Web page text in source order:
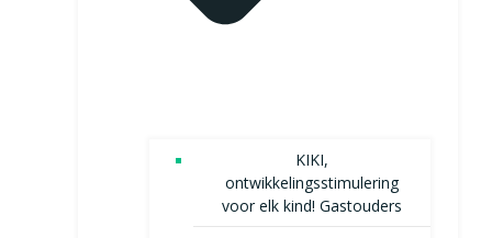
KIKI,
ontwikkelingsstimulering
voor elk kind! Gastouders